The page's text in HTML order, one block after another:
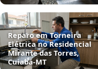
Reparo em Torneira
Elétrica no Residencial
Mirante das Torres,
Cuiabá‑MT